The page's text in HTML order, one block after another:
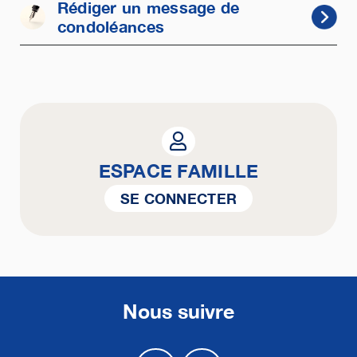
Rédiger un message de
condoléances
ESPACE FAMILLE
SE CONNECTER
Nous suivre